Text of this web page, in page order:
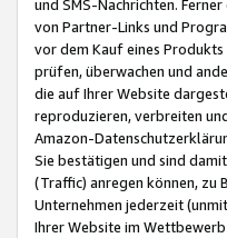
und SMS-Nachrichten.
von Partner-Links und
vor dem Kauf eines
prüfen, überwachen und
die auf Ihrer Website
reproduzieren, verbreiten
Amazon-
Sie bestätigen und sind
(Traffic) anregen können, zu
Unternehmen jederzeit
Ihrer Website im